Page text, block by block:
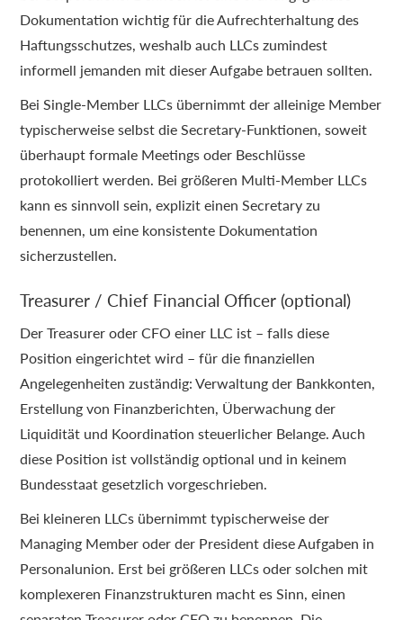
Dokumentation wichtig für die Aufrechterhaltung des
Haftungsschutzes, weshalb auch LLCs zumindest
informell jemanden mit dieser Aufgabe betrauen sollten.
Bei Single-Member LLCs übernimmt der alleinige Member
typischerweise selbst die Secretary-Funktionen, soweit
überhaupt formale Meetings oder Beschlüsse
protokolliert werden. Bei größeren Multi-Member LLCs
kann es sinnvoll sein, explizit einen Secretary zu
benennen, um eine konsistente Dokumentation
sicherzustellen.
Treasurer / Chief Financial Officer (optional)
Der Treasurer oder CFO einer LLC ist – falls diese
Position eingerichtet wird – für die finanziellen
Angelegenheiten zuständig: Verwaltung der Bankkonten,
Erstellung von Finanzberichten, Überwachung der
Liquidität und Koordination steuerlicher Belange. Auch
diese Position ist vollständig optional und in keinem
Bundesstaat gesetzlich vorgeschrieben.
Bei kleineren LLCs übernimmt typischerweise der
Managing Member oder der President diese Aufgaben in
Personalunion. Erst bei größeren LLCs oder solchen mit
komplexeren Finanzstrukturen macht es Sinn, einen